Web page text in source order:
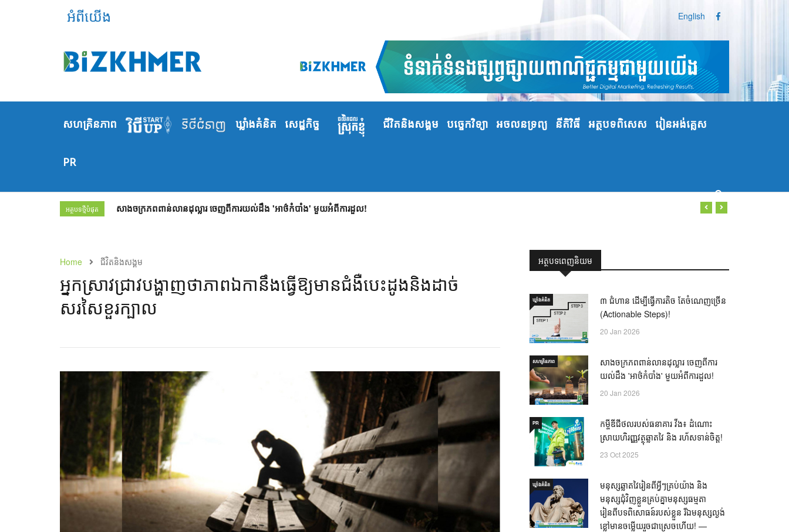
អំពីយើង English
សហគ្រិនភាព ឃ្លាំង​គំនិត សេដ្ឋកិច្ច ជីវិតនិងសង្គម បច្ចេកវិទ្យា អចលនទ្រព្យ នីតិវិធី អត្ថបទពិសេស រៀនអង់គ្លេស
PR
អត្ថបទថ្មីបំផុត សាងចក្រភពពាន់លានដុល្លារ ចេញពីការយល់ដឹង 'អាថ៌កំបាំង' មួយអំពីការដួល!
Home ជីវិតនិងសង្គម
អ្នក​ស្រាវជ្រាវ​​បង្ហាញ​ថា​ភាព​ឯកា​នឹង​ធ្វើ​ឱ្យ​​មាន​ជំងឺ​បេះដូង​និង​ដាច់​
សរសៃ​ខួរ​ក្បាល​
អត្ថបទពេញនិយម
ឃ្លាំង​គំនិត
៣ ជំហាន ដើម្បីធ្វើការតិច តែចំណេញច្រើន
(Actionable Steps)!
20 Jan 2026
សហគ្រិនភាព
សាងចក្រភពពាន់លានដុល្លារ ចេញពីការ
យល់ដឹង 'អាថ៌កំបាំង' មួយអំពីការដួល!
20 Jan 2026
PR
កម្ចីឌីជីថលរបស់ធនាគារ វីង៖ ដំណោះ
ស្រាយហិរញ្ញវត្ថុឆ្លាតវៃ និង រហ័សទាន់ចិត្ត!
23 Oct 2025
ឃ្លាំង​គំនិត
មនុស្សឆ្លាតវៃរៀនពីអ្វីៗគ្រប់យ៉ាង និង
មនុស្សជុំវិញខ្លួនគ្រប់គ្នាមនុស្សធម្មតា
រៀនពីបទពិសោធន៍របស់ខ្លួន រីឯមនុស្សល្ងង់
ខ្លៅមានចម្លើយរួចជាស្រេចហើយ! —